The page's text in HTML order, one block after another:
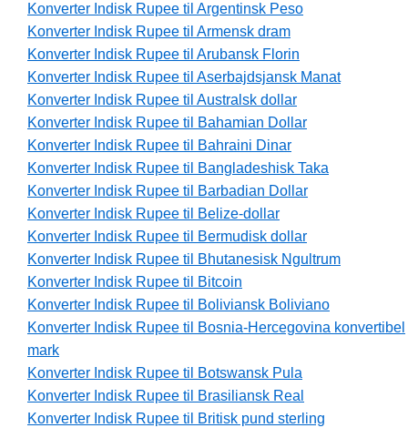
Konverter Indisk Rupee til Argentinsk Peso
Konverter Indisk Rupee til Armensk dram
Konverter Indisk Rupee til Arubansk Florin
Konverter Indisk Rupee til Aserbajdsjansk Manat
Konverter Indisk Rupee til Australsk dollar
Konverter Indisk Rupee til Bahamian Dollar
Konverter Indisk Rupee til Bahraini Dinar
Konverter Indisk Rupee til Bangladeshisk Taka
Konverter Indisk Rupee til Barbadian Dollar
Konverter Indisk Rupee til Belize-dollar
Konverter Indisk Rupee til Bermudisk dollar
Konverter Indisk Rupee til Bhutanesisk Ngultrum
Konverter Indisk Rupee til Bitcoin
Konverter Indisk Rupee til Boliviansk Boliviano
Konverter Indisk Rupee til Bosnia-Hercegovina konvertibel
mark
Konverter Indisk Rupee til Botswansk Pula
Konverter Indisk Rupee til Brasiliansk Real
Konverter Indisk Rupee til Britisk pund sterling